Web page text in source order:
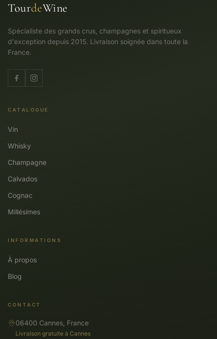
TourdeWine
Spécialiste des grands crus, champagnes et spiritueux
d'exception depuis 2015. Livraison soignée dans toute la
France.
CATALOGUE
Vin
Whisky
Champagne
Calvados
Cognac
Millésimes
INFORMATIONS
À propos
Blog
CONTACT
06400 Cannes, France
Livraison gratuite à Cannes